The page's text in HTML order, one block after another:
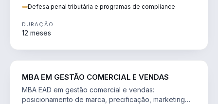
Defesa penal tributária e programas de compliance
DURAÇÃO
12 meses
MBA EM GESTÃO COMERCIAL E VENDAS
MBA EAD em gestão comercial e vendas:
posicionamento de marca, precificação, marketing